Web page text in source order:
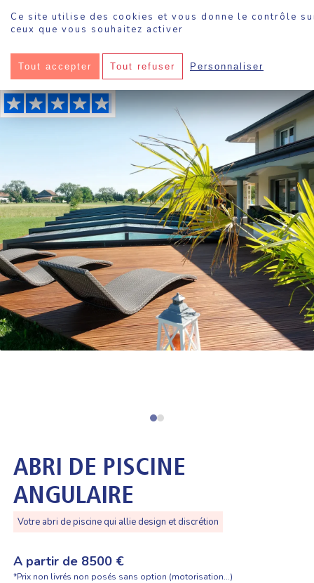
Ce site utilise des cookies et vous donne le contrôle
ceux que vous souhaitez activer
Tout accepter Tout refuser Personnaliser
Abri de piscine angulaire
ABRI DE PISCINE
ANGULAIRE
Votre abri de piscine qui allie design et discrétion
A partir de 8500 €
*Prix non livrés non posés sans option (motorisation...)